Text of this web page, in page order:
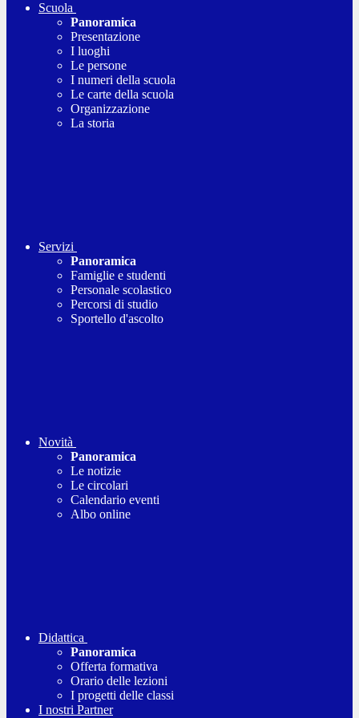
Scuola
Panoramica
Presentazione
I luoghi
Le persone
I numeri della scuola
Le carte della scuola
Organizzazione
La storia
Servizi
Panoramica
Famiglie e studenti
Personale scolastico
Percorsi di studio
Sportello d'ascolto
Novità
Panoramica
Le notizie
Le circolari
Calendario eventi
Albo online
Didattica
Panoramica
Offerta formativa
Orario delle lezioni
I progetti delle classi
I nostri Partner